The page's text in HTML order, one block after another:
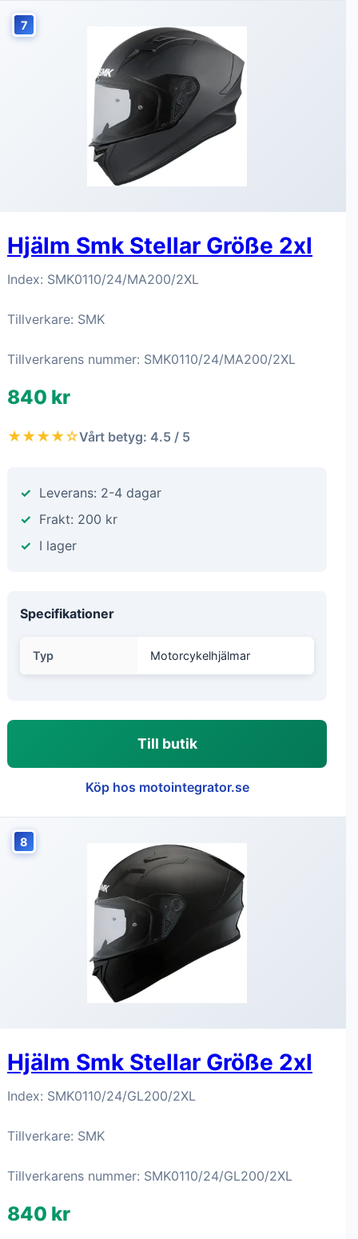
7
Hjälm Smk Stellar Größe 2xl
Index: SMK0110/24/MA200/2XL
Tillverkare: SMK
Tillverkarens nummer: SMK0110/24/MA200/2XL
840 kr
★★★★☆Vårt betyg: 4.5 / 5
Leverans: 2-4 dagar
Frakt: 200 kr
I lager
Specifikationer
Typ Motorcykelhjälmar
Till butik
Köp hos motointegrator.se
8
Hjälm Smk Stellar Größe 2xl
Index: SMK0110/24/GL200/2XL
Tillverkare: SMK
Tillverkarens nummer: SMK0110/24/GL200/2XL
840 kr